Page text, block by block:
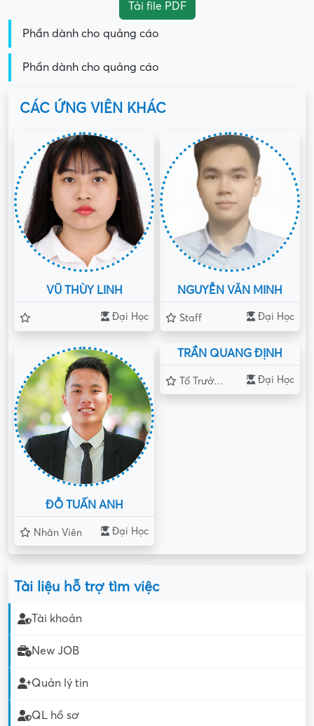
Tải file PDF
Phần dành cho quảng cáo
Phần dành cho quảng cáo
CÁC ỨNG VIÊN KHÁC
VŨ THÙY LINH
Đại Học
NGUYỄN VĂN MINH
Staff Đại Học
ĐỖ TUẤN ANH
Nhân Viên Đại Học
TRẦN QUANG ĐỊNH
Tổ Trưởng , Quản Lý Đại Học
Tài liệu hỗ trợ tìm việc
Tài khoản
New JOB
Quản lý tin
QL hồ sơ